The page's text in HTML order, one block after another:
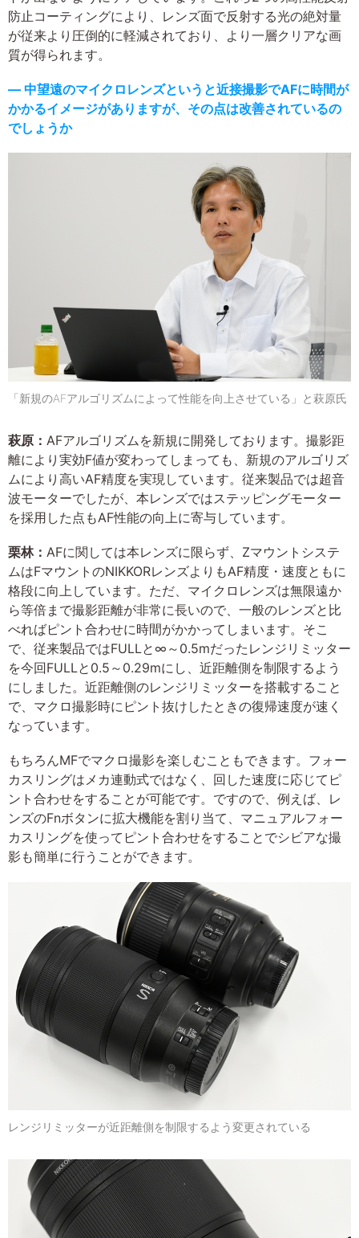
防止コーティングにより、レンズ面で反射する光の絶対量
が従来より圧倒的に軽減されており、より一層クリアな画
質が得られます。
― 中望遠のマイクロレンズというと近接撮影でAFに時間が
かかるイメージがありますが、その点は改善されているの
でしょうか
「新規のAFアルゴリズムによって性能を向上させている」と萩原氏
萩原： AFアルゴリズムを新規に開発しております。撮影距
離により実効F値が変わってしまっても、新規のアルゴリズ
ムにより高いAF精度を実現しています。従来製品では超音
波モーターでしたが、本レンズではステッピングモーター
を採用した点もAF性能の向上に寄与しています。
栗林： AFに関しては本レンズに限らず、Zマウントシステ
ムはFマウントのNIKKORレンズよりもAF精度・速度ともに
格段に向上しています。ただ、マイクロレンズは無限遠か
ら等倍まで撮影距離が非常に長いので、一般のレンズと比
べればピント合わせに時間がかかってしまいます。そこ
で、従来製品ではFULLと∞～0.5mだったレンジリミッター
を今回FULLと0.5～0.29mにし、近距離側を制限するよう
にしました。近距離側のレンジリミッターを搭載すること
で、マクロ撮影時にピント抜けしたときの復帰速度が速く
なっています。
もちろんMFでマクロ撮影を楽しむこともできます。フォー
カスリングはメカ連動式ではなく、回した速度に応じてピ
ント合わせをすることが可能です。ですので、例えば、レ
ンズのFnボタンに拡大機能を割り当て、マニュアルフォー
カスリングを使ってピント合わせをすることでシビアな撮
影も簡単に行うことができます。
レンジリミッターが近距離側を制限するよう変更されている